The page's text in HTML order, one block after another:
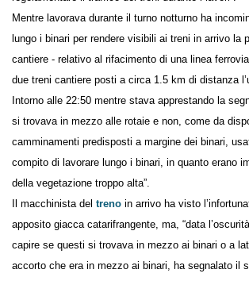
presenza di un cantiere lungo lalinea ferroviaria
regolamentare il traffico dei treni durante i lavori”.
Mentre lavorava durante il turno notturno ha
camminare lungo i binari per rendere visibili ai
presenza di un cantiere - relativo al rifacimento di
– “composto da due treni cantiere posti a circa 1.5
dall’altro”.
Intorno alle 22:50 mentre stava apprestando la
l’infortunato si trovava in mezzo alle rotaie e non,
disposizione, “lungo i camminamenti predisposti a
usati da chi ha il compito di lavorare lungo i
impraticabili a causa della vegetazione troppo
Il macchinista del trenoin arrivo ha visto